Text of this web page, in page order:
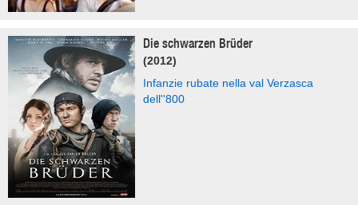
Die schwarzen Brüder
(2012)
Infanzie rubate nella val Verzasca
dell''800